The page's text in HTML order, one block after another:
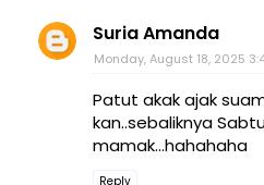
Suria Amanda
Monday, August 18, 2025
Patut akak ajak
kan..sebaliknya
mamak...hahahaha
Reply